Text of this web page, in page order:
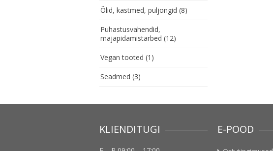
Õlid, kastmed, puljongid (8)
Puhastusvahendid,
majapidamistarbed (12)
Vegan tooted (1)
Seadmed (3)
KLIENDITUGI E-POOD